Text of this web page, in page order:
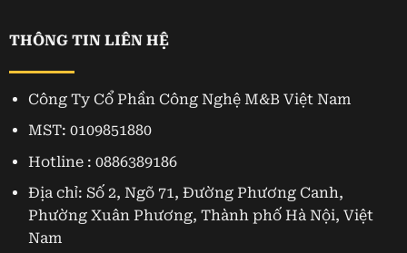
THÔNG TIN LIÊN HỆ
Công Ty Cổ Phần Công Nghệ M&B Việt Nam
MST: 0109851880
Hotline : 0886389186
Địa chỉ: Số 2, Ngõ 71, Đường Phương Canh,
Phường Xuân Phương, Thành phố Hà Nội, Việt
Nam